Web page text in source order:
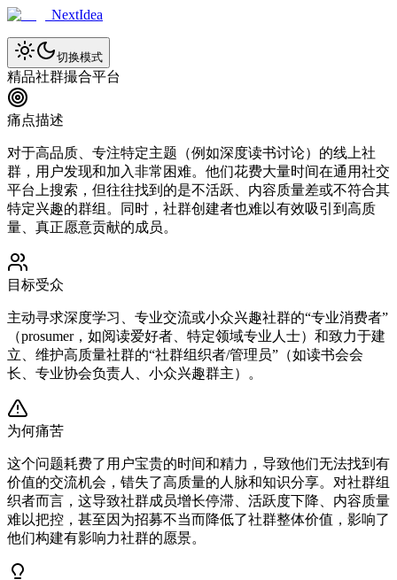
NextIdea
切换模式
精品社群撮合平台
痛点描述
对于高品质、专注特定主题（例如深度读书讨论）的线上社
群，用户发现和加入非常困难。他们花费大量时间在通用社交
平台上搜索，但往往找到的是不活跃、内容质量差或不符合其
特定兴趣的群组。同时，社群创建者也难以有效吸引到高质
量、真正愿意贡献的成员。
目标受众
主动寻求深度学习、专业交流或小众兴趣社群的“专业消费者”
（prosumer，如阅读爱好者、特定领域专业人士）和致力于建
立、维护高质量社群的“社群组织者/管理员”（如读书会会
长、专业协会负责人、小众兴趣群主）。
为何痛苦
这个问题耗费了用户宝贵的时间和精力，导致他们无法找到有
价值的交流机会，错失了高质量的人脉和知识分享。对社群组
织者而言，这导致社群成员增长停滞、活跃度下降、内容质量
难以把控，甚至因为招募不当而降低了社群整体价值，影响了
他们构建有影响力社群的愿景。